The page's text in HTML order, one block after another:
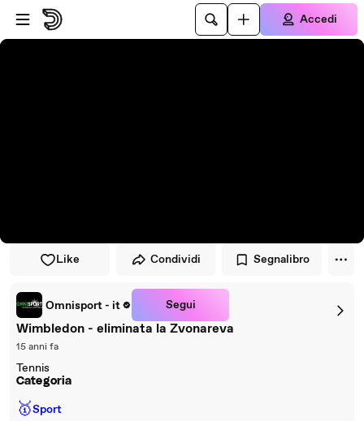
Vai al lettore
Passa al contenuto principale
Accedi
Like Condividi Segnalibro
Omnisport - it Segui
Wimbledon - eliminata la Zvonareva
15 anni fa
Tennis
Categoria
🥇Sport